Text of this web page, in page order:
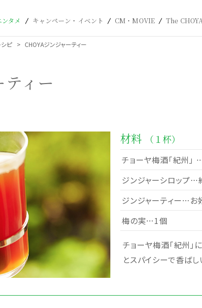
タメ キャンペーン・イベント CM・MOVIE The
ピ CHOYAジンジャーティー
ィー
材料 （１杯）
チョーヤ梅酒「紀州
ジンジャーシロップ
ジンジャーティー…お
梅の実…1個
チョーヤ梅酒「紀州」
とスパイシーで香ばし